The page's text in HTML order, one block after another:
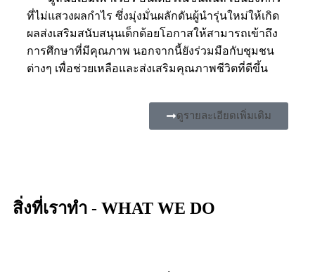
ที่ไม่แสวงผลกำไร ซึ่งมุ่งมั่นผลักดันผู้นำรุ่นใหม่ให้เกิด
ผลส่งเสริมสนับสนุนเด็กด้อยโอกาสให้สามารถเข้าถึง
การศึกษาที่มีคุณภาพ นอกจากนี้ยังร่วมมือกับชุมชน
ต่างๆ เพื่อช่วยเหลือและส่งเสริมคุณภาพชีวิตที่ดีขึ้น
ดูรายละเอียดเพิ่มเติม
สิ่งที่เราทำ - WHAT WE DO